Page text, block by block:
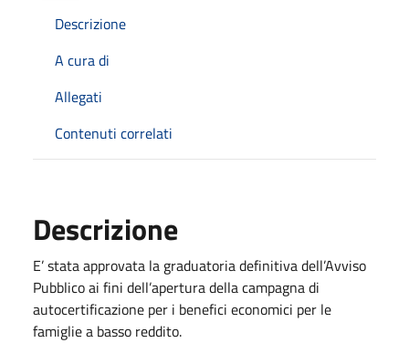
Descrizione
A cura di
Allegati
Contenuti correlati
Descrizione
E’ stata approvata la graduatoria definitiva dell’Avviso
Pubblico ai fini dell’apertura della campagna di
autocertificazione per i benefici economici per le
famiglie a basso reddito.